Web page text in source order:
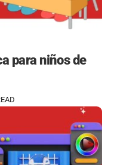
para niños de